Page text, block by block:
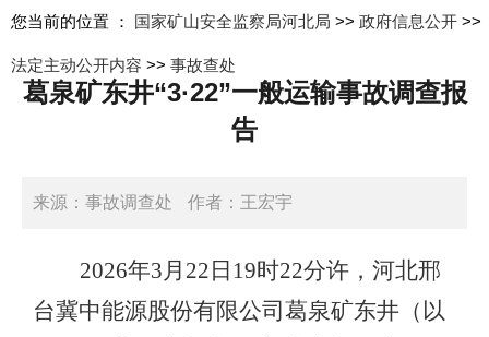
您当前的位置 ： 国家矿山安全监察局河北局 >> 政府信息公开 >>
法定主动公开内容 >> 事故查处
葛泉矿东井“3·22”一般运输事故调查报
告
来源：事故调查处 作者：王宏宇
2026年3月22日19时22分许，河北邢
台冀中能源股份有限公司葛泉矿东井（以